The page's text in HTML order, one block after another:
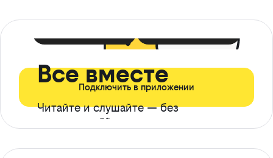
Все вместе
Читайте и слушайте — без
ограничений*
Подключить в приложении